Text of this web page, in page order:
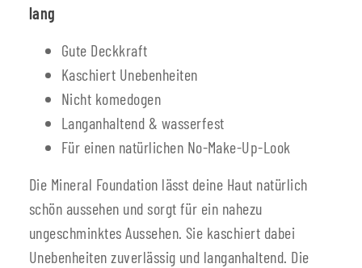
lang
Gute Deckkraft
Kaschiert Unebenheiten
Nicht komedogen
Langanhaltend & wasserfest
Für einen natürlichen No-Make-Up-Look
Die Mineral Foundation lässt deine Haut natürlich
schön aussehen und sorgt für ein nahezu
ungeschminktes Aussehen. Sie kaschiert dabei
Unebenheiten zuverlässig und langanhaltend. Die